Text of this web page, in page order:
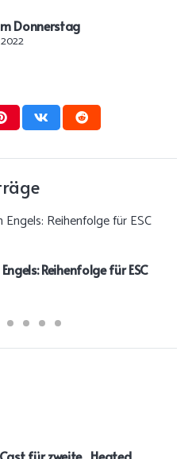
Donnerstag
für ESC